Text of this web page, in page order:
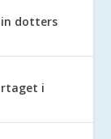
dotters
i